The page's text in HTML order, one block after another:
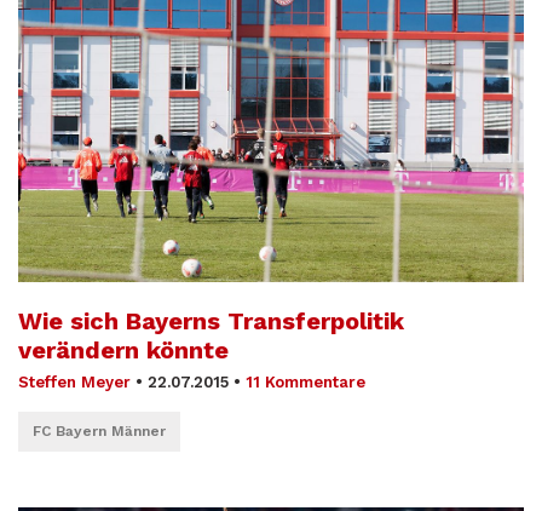
Wie sich Bayerns Transferpolitik
verändern könnte
Steffen Meyer • 22.07.2015 • 11 Kommentare
FC Bayern Männer